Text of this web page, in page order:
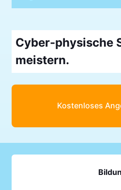
Cyber-physische
meistern.
Kostenloses